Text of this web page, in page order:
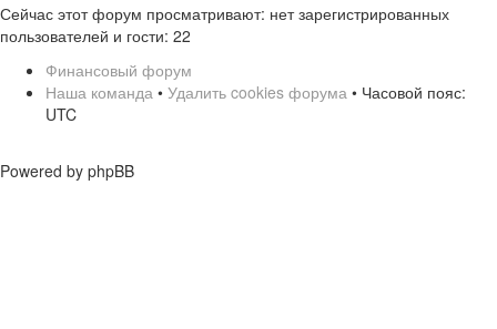
Сейчас этот форум просматривают: нет зарегистрированных
пользователей и гости: 22
Финансовый форум
Наша команда • Удалить cookies форума • Часовой пояс:
UTC
Powered by phpBB